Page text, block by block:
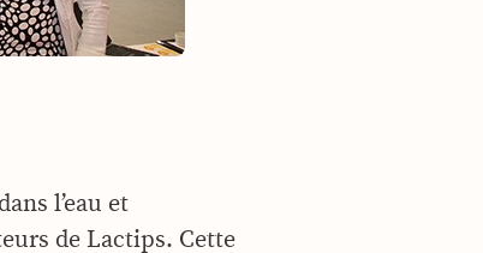
l’eau et
de Lactips. Cette